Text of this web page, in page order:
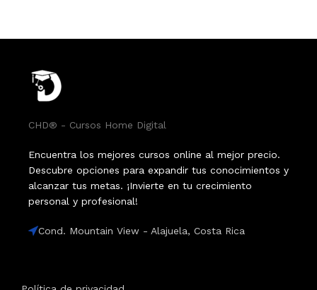
CHD® - Cursos Home Digital
Encuentra los mejores cursos online al mejor precio.
Descubre opciones para expandir tus conocimientos y
alcanzar tus metas. ¡Invierte en tu crecimiento
personal y profesional!
Cond. Mountain View - Alajuela, Costa Rica